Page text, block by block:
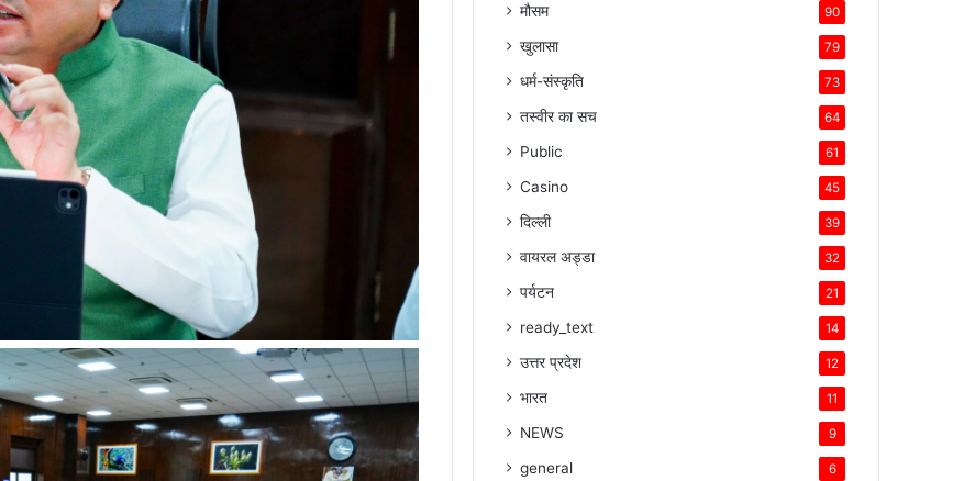
मौसम 90
खुलासा 79
धर्म-संस्कृति 73
तस्वीर का सच 64
Public 61
Casino 45
दिल्ली 39
वायरल अड्डा 32
पर्यटन 21
ready_text 14
उत्तर प्रदेश 12
भारत 11
NEWS 9
general 6